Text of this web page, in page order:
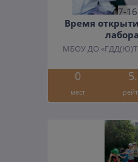
7-
Время
МБОУ ДО «ГДД(Ю)Т
0
мест